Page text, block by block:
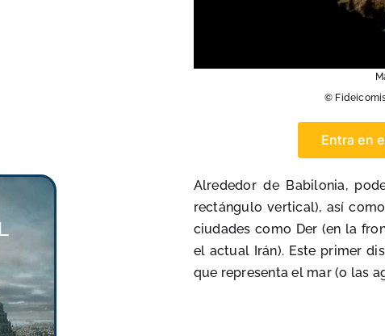
©
Entra en
Alrededor de Babilonia,
rectángulo vertical), así
ciudades como Der (en la
el actual Irán). Este primer
que representa el mar (o las